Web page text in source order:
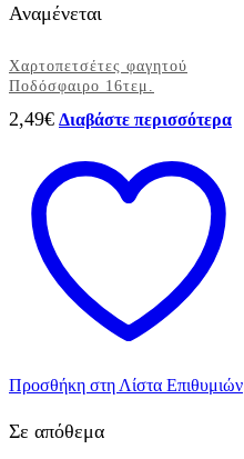
Αναμένεται
Χαρτοπετσέτες φαγητού
Ποδόσφαιρο 16τεμ.
2,49€ Διαβάστε περισσότερα
Προσθήκη στη Λίστα Επιθυμιών
Σε απόθεμα